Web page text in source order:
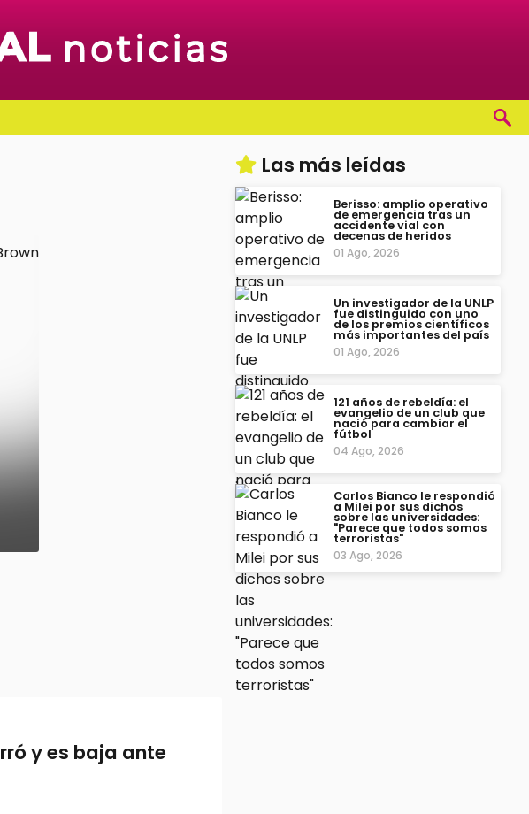
Las más leídas
Berisso: amplio operativo
de emergencia tras un
accidente vial con
decenas de heridos
01 Ago, 2026
Un investigador de la UNLP
fue distinguido con uno
de los premios científicos
más importantes del país
01 Ago, 2026
121 años de rebeldía: el
evangelio de un club que
nació para cambiar el
fútbol
04 Ago, 2026
Carlos Bianco le respondió
a Milei por sus dichos
sobre las universidades:
"Parece que todos somos
terroristas"
03 Ago, 2026
y es baja ante